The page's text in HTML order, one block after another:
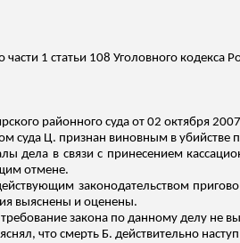
1 статьи 108 Уголовного
районного суда от 02 октября
суда Ц. признан виновным в
дела в связи с принесением
отмене.
законодательством
выяснены и оценены.
закона по данному делу не
что смерть Б. действительно